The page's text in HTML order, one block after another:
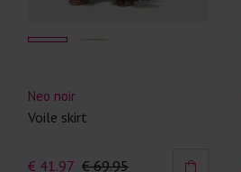
Neo noir
Voile skirt
€ 41.97 € 69.95